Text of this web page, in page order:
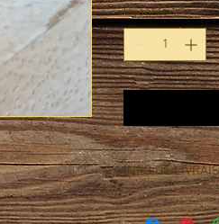
Quantité *
INFO DE
Livraison :